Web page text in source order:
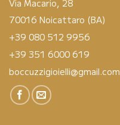
Via Macario, 28
70016 Noicattaro (BA)
+39 080 512 9956
+39 351 6000 619
boccuzzigioielli@gmail.com